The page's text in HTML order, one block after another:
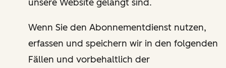
unsere Website gelangt sind.
Wenn Sie den Abonnementdienst nutzen,
erfassen und speichern wir in den folgenden
Fällen und vorbehaltlich der